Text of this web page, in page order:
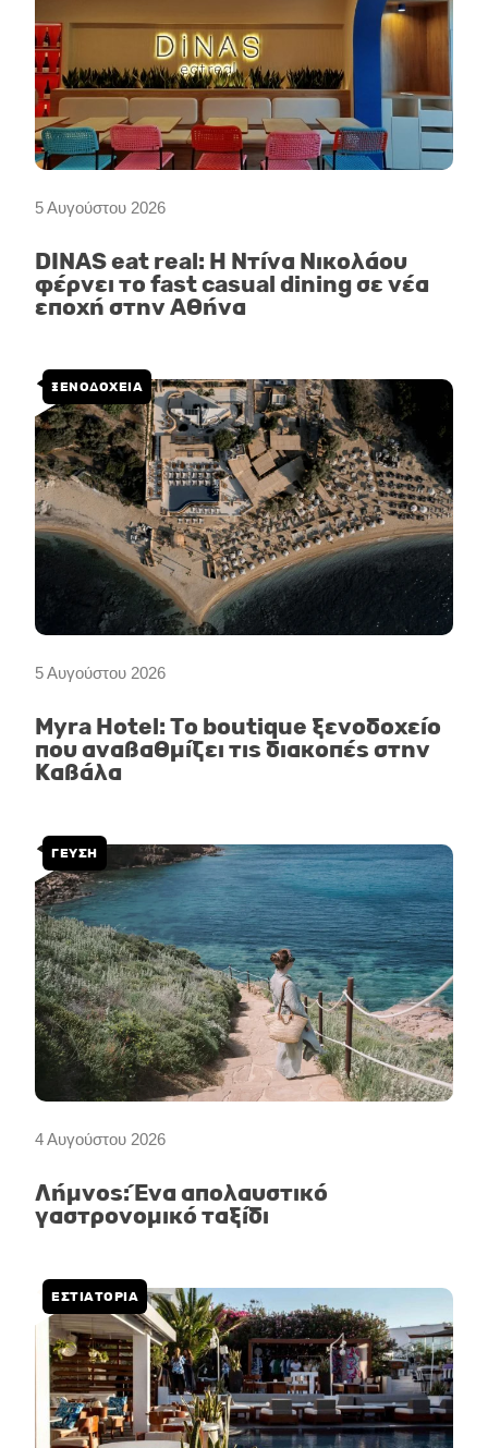
5 Αυγούστου 2026
DINAS eat real: Η Ντίνα Νικολάου
φέρνει το fast casual dining σε νέα
εποχή στην Αθήνα
5 Αυγούστου 2026
ΞΕΝΟΔΟΧΕΙΑ
Myra Hotel: Το boutique ξενοδοχείο
που αναβαθμίζει τις διακοπές στην
Καβάλα
4 Αυγούστου 2026
ΓΕΥΣΗ
Λήμνος: Ένα απολαυστικό
γαστρονομικό ταξίδι
ΕΣΤΙΑΤΟΡΙΑ